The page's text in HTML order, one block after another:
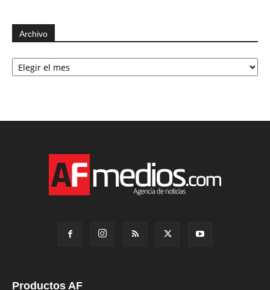
Archivo
Archivo
Productos AF